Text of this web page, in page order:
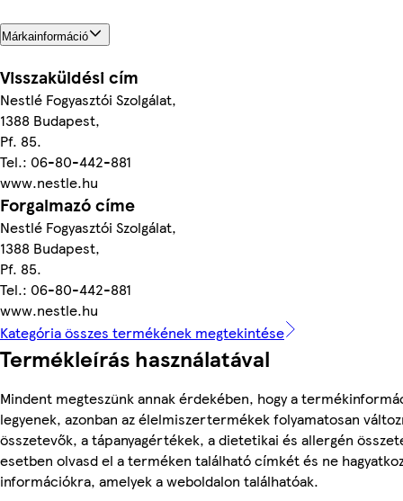
Márkainformáció
Visszaküldési cím
Nestlé Fogyasztói Szolgálat,
1388 Budapest,
Pf. 85.
Tel.: 06-80-442-881
www.nestle.hu
Forgalmazó címe
Nestlé Fogyasztói Szolgálat,
1388 Budapest,
Pf. 85.
Tel.: 06-80-442-881
www.nestle.hu
Kategória összes termékének megtekintése
Termékleírás használatával
Mindent megteszünk annak érdekében, hogy a
legyenek, azonban az élelmiszertermékek folyamatosan
összetevők, a tápanyagértékek, a dietetikai és allergén
esetben olvasd el a terméken található címkét és ne
információkra, amelyek a weboldalon találhatóak.